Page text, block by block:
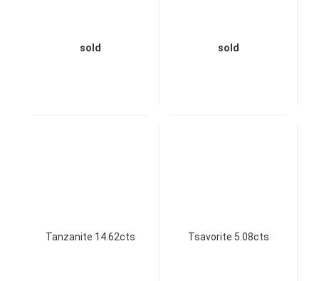
sold sold
Tanzanite 14.62cts Tsavorite 5.08cts